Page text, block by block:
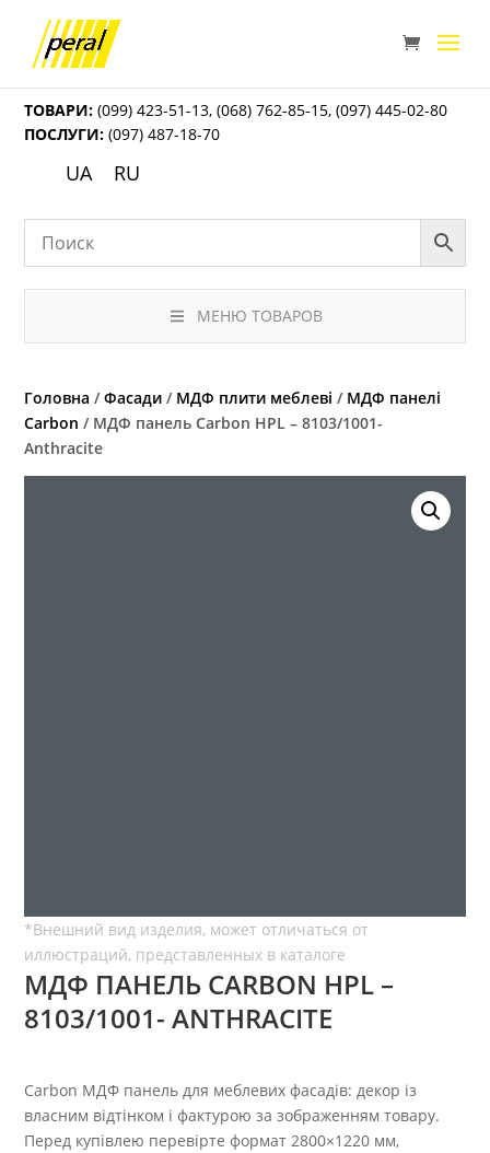
ТОВАРИ: (099) 423-51-13,(068) 762-85-15,(097) 445-02-80
ПОСЛУГИ: (097) 487-18-70
UA RU
МЕНЮ ТОВАРОВ
Головна /Фасади / МДФ плити меблеві / МДФ панелі
Carbon / МДФ панель Carbon HPL – 8103/1001-
Anthracite
МДФ ПАНЕЛЬ CARBON HPL –
8103/1001- ANTHRACITE
Carbon МДФ панель для меблевих фасадів: декор із
власним відтінком і фактурою за зображенням товару.
Перед купівлею перевірте формат 2800×1220 мм,